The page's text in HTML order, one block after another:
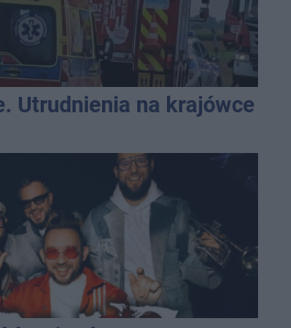
Utrudnienia na krajówce